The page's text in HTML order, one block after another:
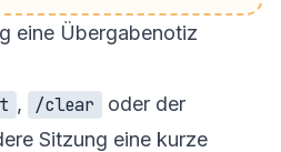
eine Übergabenotiz
, /clear
oder der
Sitzung eine kurze